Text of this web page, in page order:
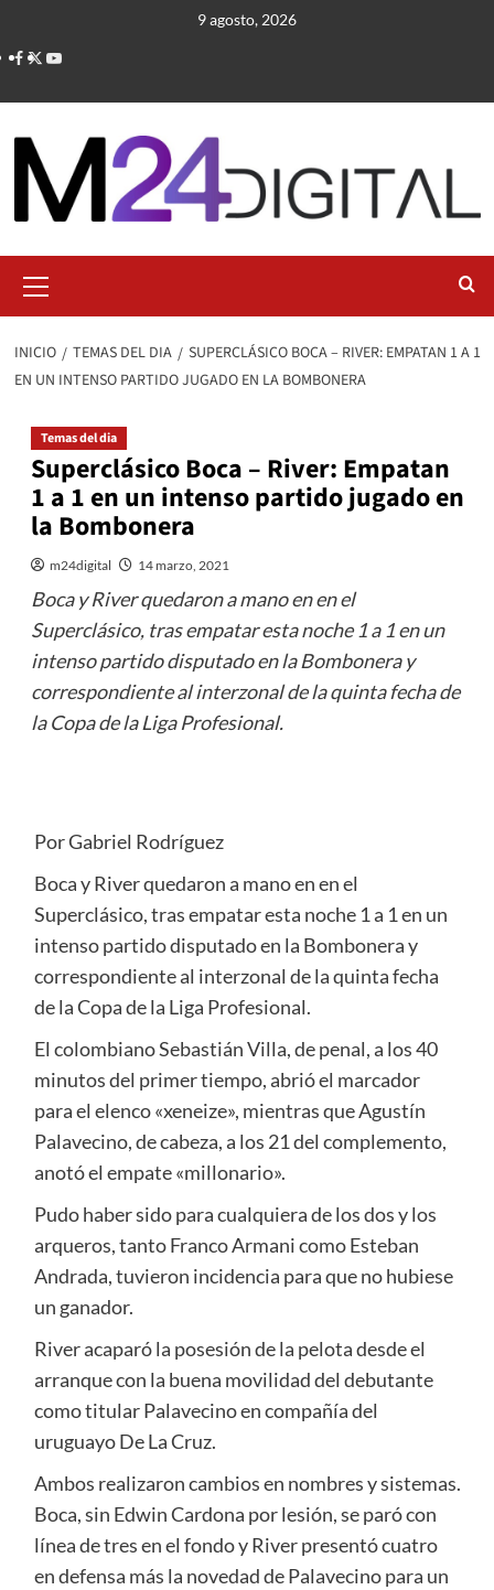
contenido
9 agosto, 2026
primario
INICIO TEMAS DEL DIA
SUPERCLÁSICO BOCA – RIVER: EMPATAN 1 A 1
EN UN INTENSO PARTIDO JUGADO EN LA BOMBONERA
Temas del dia
Superclásico Boca – River: Empatan
1 a 1 en un intenso partido jugado en
la Bombonera
m24digital 14 marzo, 2021
Boca y River quedaron a mano en en el
Superclásico, tras empatar esta noche 1 a 1 en un
intenso partido disputado en la Bombonera y
correspondiente al interzonal de la quinta fecha de
la Copa de la Liga Profesional.
Por Gabriel Rodríguez
Boca y River quedaron a mano en en el
Superclásico, tras empatar esta noche 1 a 1 en un
intenso partido disputado en la Bombonera y
correspondiente al interzonal de la quinta fecha
de la Copa de la Liga Profesional.
El colombiano Sebastián Villa, de penal, a los 40
minutos del primer tiempo, abrió el marcador
para el elenco «xeneize», mientras que Agustín
Palavecino, de cabeza, a los 21 del complemento,
anotó el empate «millonario».
Pudo haber sido para cualquiera de los dos y los
arqueros, tanto Franco Armani como Esteban
Andrada, tuvieron incidencia para que no hubiese
un ganador.
River acaparó la posesión de la pelota desde el
arranque con la buena movilidad del debutante
como titular Palavecino en compañía del
uruguayo De La Cruz.
Ambos realizaron cambios en nombres y sistemas.
Boca, sin Edwin Cardona por lesión, se paró con
línea de tres en el fondo y River presentó cuatro
en defensa más la novedad de Palavecino para un